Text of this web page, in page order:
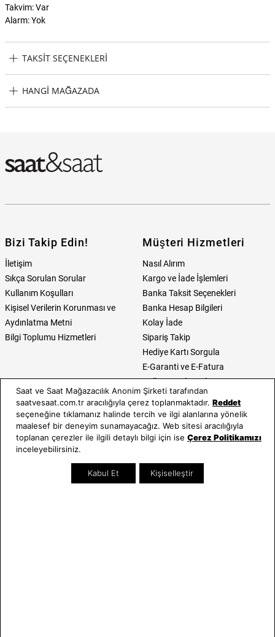
Takvim: Var
Alarm: Yok
TAKSIT SEÇENEKLERI
HANGI MAĞAZADA
Bizi Takip Edin!
İletişim
Sıkça Sorulan Sorular
Kullanım Koşulları
Kişisel Verilerin Korunması ve
Aydınlatma Metni
Bilgi Toplumu Hizmetleri
Müşteri Hizmetleri
Nasıl Alırım
Kargo ve İade İşlemleri
Banka Taksit Seçenekleri
Banka Hesap Bilgileri
Kolay İade
Sipariş Takip
Hediye Kartı Sorgula
E-Garanti ve E-Fatura
Kullanım Kılavuzları
Saat ve Saat
Hakkımızda
Neden Saat ve Saat
Kategoriler
Erkek Saat
Kadın Saat
Takı & Aksesuar
Saat ve Saat Mağazacılık Anonim Şirketi tarafından
saatvesaat.com.tr aracılığıyla çerez toplanmaktadır. Reddet
seçeneğine tıklamanız halinde tercih ve ilgi alanlarına yönelik
maalesef bir deneyim sunamayacağız. Web sitesi aracılığıyla
toplanan çerezler ile ilgili detaylı bilgi için ise Çerez Politikamızı
inceleyebilirsiniz.
Kabul Et Kişiselleştir